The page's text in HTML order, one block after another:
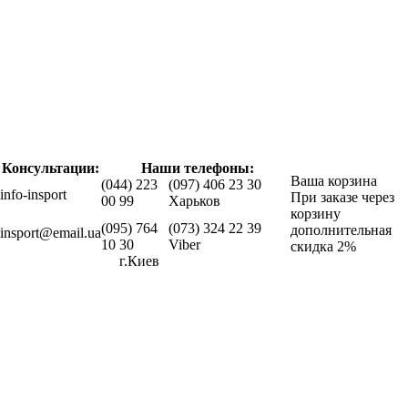
Консультации:
Наши телефоны:
Ваша корзина
При заказе через
корзину
дополнительная
скидка 2%
info-insport
(044) 223
00 99
(097) 406 23 30
Харьков
insport@email.ua(095) 764
10 30
(073) 324 22 39
Viber
г.Киев